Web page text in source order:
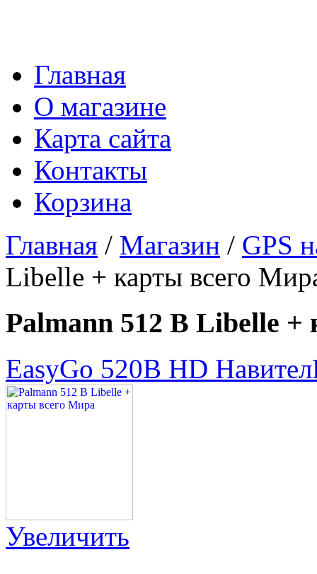
Главная
О магазине
Карта сайта
Контакты
Корзина
Главная / Магазин / GPS
Libelle + карты всего
Palmann 512 B Libelle
EasyGo 520B HD Навител
Увеличить